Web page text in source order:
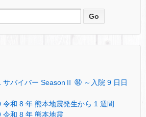
サバイバー SeasonⅡ ㊹ ～入院 9 日日
令和 8 年 熊本地震発生から 1 週間
令和 8 年 熊本地震